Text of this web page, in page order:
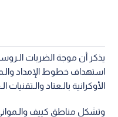
يذكر أن موجة الضربات
استهداف خطوط الإمداد
الأوكرانية بالـعتاد والـتقنيات
وتشكل مناطق كييف